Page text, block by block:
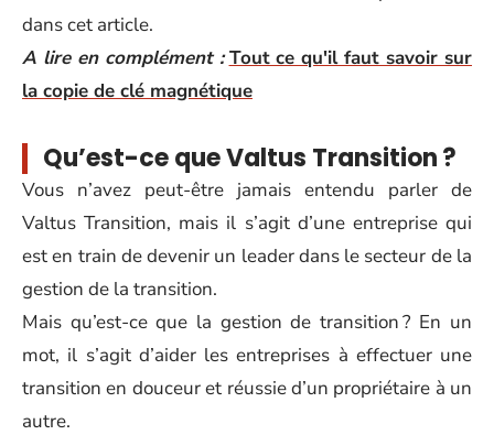
dans cet article.
A lire en complément : Tout ce qu'il faut savoir sur
la copie de clé magnétique
Qu’est-ce que Valtus Transition ?
Vous n’avez peut-être jamais entendu parler de
Valtus Transition, mais il s’agit d’une entreprise qui
est en train de devenir un leader dans le secteur de la
gestion de la transition.
Mais qu’est-ce que la gestion de transition ? En un
mot, il s’agit d’aider les entreprises à effectuer une
transition en douceur et réussie d’un propriétaire à un
autre.